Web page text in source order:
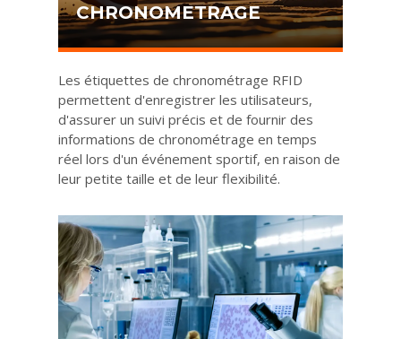
CHRONOMETRAGE
Les étiquettes de chronométrage RFID
permettent d'enregistrer les utilisateurs,
d'assurer un suivi précis et de fournir des
informations de chronométrage en temps
réel lors d'un événement sportif, en raison de
leur petite taille et de leur flexibilité.